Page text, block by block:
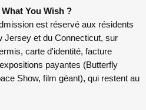
You Wish ?
est réservé aux résidents
Jersey et du Connecticut, sur
carte d'identité, facture
payantes (Butterfly
Show, film géant), qui restent au